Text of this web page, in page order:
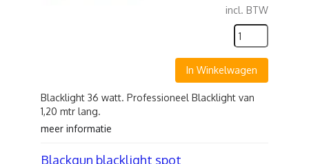
incl. BTW
In Winkelwagen
Blacklight 36 watt. Professioneel Blacklight van
1,20 mtr lang.
meer informatie
Blackgun blacklight spot